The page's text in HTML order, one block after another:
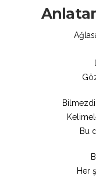
Bu
Her